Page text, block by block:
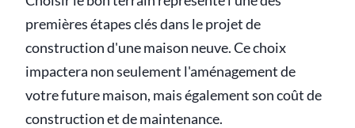
premières étapes clés dans le projet de
construction d'une maison neuve. Ce choix
impactera non seulement l'aménagement de
votre future maison, mais également son coût de
construction et de maintenance.